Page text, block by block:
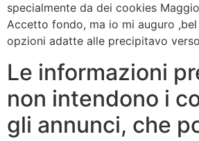
specialmente da dei cookies
Accetto fondo, ma io mi auguro
opzioni adatte alle precipitavo
Le informazioni
non intendono i
gli annunci, che